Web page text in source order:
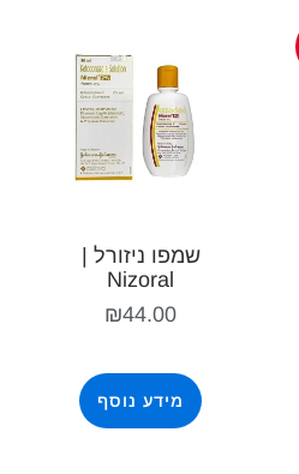
שמפו ניזורל |
Nizoral
₪44.00
מידע נוסף